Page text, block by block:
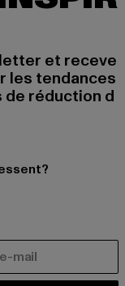
et receve
les tendances
réduction d